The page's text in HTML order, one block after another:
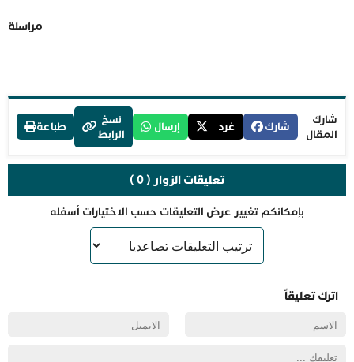
مراسلة
شارك
المقال
شارك غرد إرسال
نسخ
الرابط
طباعة
تعليقات الزوار ( 0 )
بإمكانكم تغيير عرض التعليقات حسب الاختيارات أسفله
اترك تعليقاً